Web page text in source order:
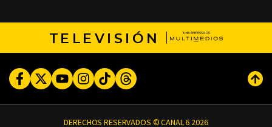
TELEVISIÓN
FacebookTwitterYoutubeInstagram
TikTokThreads
DERECHOS RESERVADOS © CANAL 6 2026